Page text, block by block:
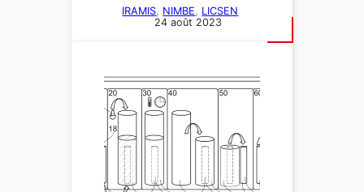
IRAMIS, NIMBE, LICSEN
24 août 2023